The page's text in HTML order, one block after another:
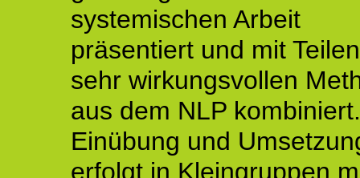
systemischen Arbeit
präsentiert und mit
sehr wirkungsvollen
aus dem NLP
Einübung und
erfolgt in Kleingruppen